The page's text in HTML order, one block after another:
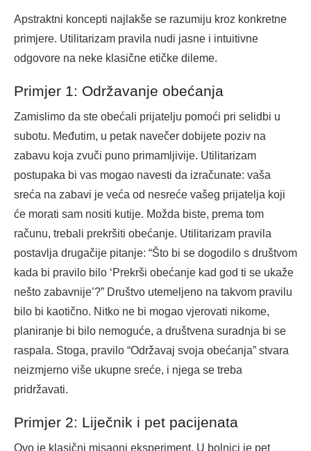
Apstraktni koncepti najlakše se razumiju kroz konkretne
primjere. Utilitarizam pravila nudi jasne i intuitivne
odgovore na neke klasične etičke dileme.
Primjer 1: Održavanje obećanja
Zamislimo da ste obećali prijatelju pomoći pri selidbi u
subotu. Međutim, u petak navečer dobijete poziv na
zabavu koja zvuči puno primamljivije. Utilitarizam
postupaka bi vas mogao navesti da izračunate: vaša
sreća na zabavi je veća od nesreće vašeg prijatelja koji
će morati sam nositi kutije. Možda biste, prema tom
računu, trebali prekršiti obećanje. Utilitarizam pravila
postavlja drugačije pitanje: “Što bi se dogodilo s društvom
kada bi pravilo bilo ‘Prekrši obećanje kad god ti se ukaže
nešto zabavnije’?” Društvo utemeljeno na takvom pravilu
bilo bi kaotično. Nitko ne bi mogao vjerovati nikome,
planiranje bi bilo nemoguće, a društvena suradnja bi se
raspala. Stoga, pravilo “Održavaj svoja obećanja” stvara
neizmjerno više ukupne sreće, i njega se treba
pridržavati.
Primjer 2: Liječnik i pet pacijenata
Ovo je klasični misaoni eksperiment. U bolnici je pet